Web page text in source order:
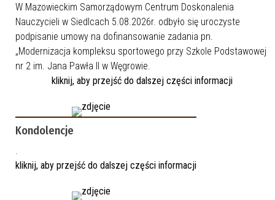
W Mazowieckim Samorządowym Centrum Doskonalenia
Nauczycieli w Siedlcach 5.08.2026r. odbyło się uroczyste
podpisanie umowy na dofinansowanie zadania pn.
„Modernizacja kompleksu sportowego przy Szkole Podstawowej
nr 2 im. Jana Pawła II w Węgrowie.
kliknij, aby przejść do dalszej części informacji
Kondolencje
.
kliknij, aby przejść do dalszej części informacji